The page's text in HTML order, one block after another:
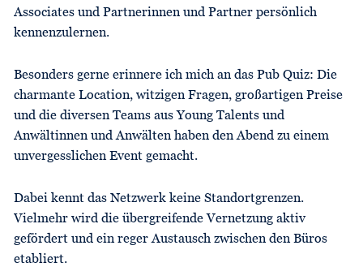
Associates und Partnerinnen und Partner persönlich
kennenzulernen.
Besonders gerne erinnere ich mich an das Pub Quiz: Die
charmante Location, witzigen Fragen, großartigen Preise
und die diversen Teams aus Young Talents und
Anwältinnen und Anwälten haben den Abend zu einem
unvergesslichen Event gemacht.
Dabei kennt das Netzwerk keine Standortgrenzen.
Vielmehr wird die übergreifende Vernetzung aktiv
gefördert und ein reger Austausch zwischen den Büros
etabliert.